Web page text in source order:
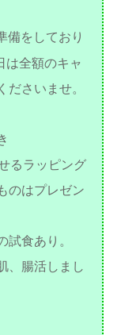
備をしており
は全額のキャ
ださいませ。
るラッピング
のはプレゼン
試食あり。
、腸活しまし